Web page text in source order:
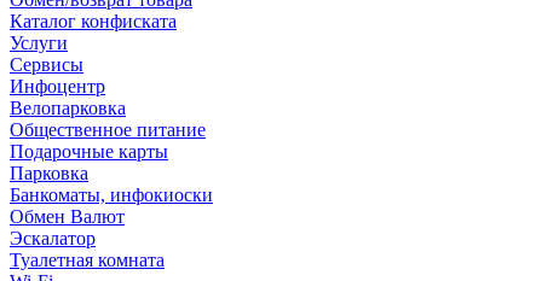
Каталог конфиската
Услуги
Сервисы
Инфоцентр
Велопарковка
Общественное питание
Подарочные карты
Парковка
Банкоматы, инфокиоски
Обмен Валют
Эскалатор
Туалетная комната